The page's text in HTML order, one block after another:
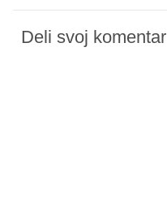
Deli svoj komentar